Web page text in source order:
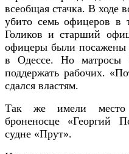
всеобщая стачка. В ходе
убито семь офицеров в
Голиков и старший
офицеры были посажены
в Одессе. Но матросы
поддержать рабочих.
сдался властям.
Так же имели место
броненосце «Георгий
судне «Прут».